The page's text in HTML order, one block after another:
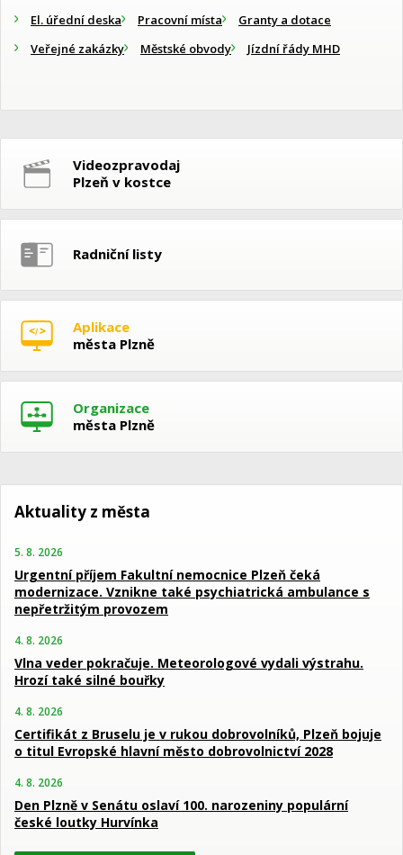
El. úřední deska Pracovní místa
Granty a dotace
Veřejné zakázky
Městské obvody Jízdní řády MHD
Videozpravodaj
Plzeň v kostce
Radniční listy
Aplikace
města Plzně
Organizace
města Plzně
Aktuality z města
5. 8. 2026
Urgentní příjem Fakultní nemocnice Plzeň čeká
modernizace. Vznikne také psychiatrická ambulance s
nepřetržitým provozem
4. 8. 2026
Vlna veder pokračuje. Meteorologové vydali výstrahu.
Hrozí také silné bouřky
4. 8. 2026
Certifikát z Bruselu je v rukou dobrovolníků, Plzeň bojuje
o titul Evropské hlavní město dobrovolnictví 2028
4. 8. 2026
Den Plzně v Senátu oslaví 100. narozeniny populární
české loutky Hurvínka